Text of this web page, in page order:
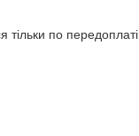
тільки по передоплаті.